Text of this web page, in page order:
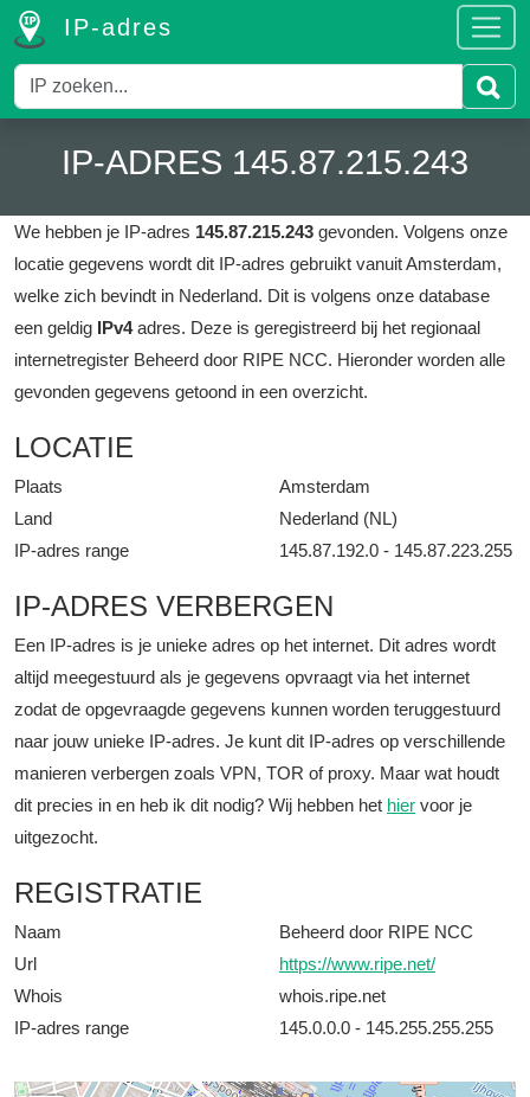
IP-adres
IP-ADRES 145.87.215.243
We hebben je IP-adres 145.87.215.243 gevonden. Volgens onze
locatie gegevens wordt dit IP-adres gebruikt vanuit Amsterdam,
welke zich bevindt in Nederland. Dit is volgens onze database
een geldig IPv4adres. Deze is geregistreerd bij het regionaal
internetregister Beheerd door RIPE NCC. Hieronder worden alle
gevonden gegevens getoond in een overzicht.
LOCATIE
Plaats
Amsterdam
Land
Nederland (NL)
IP-adres range
145.87.192.0 - 145.87.223.255
IP-ADRES VERBERGEN
Een IP-adres is je unieke adres op het internet. Dit adres wordt
altijd meegestuurd als je gegevens opvraagt via het internet
zodat de opgevraagde gegevens kunnen worden teruggestuurd
naar jouw unieke IP-adres. Je kunt dit IP-adres op verschillende
manieren verbergen zoals VPN, TOR of proxy. Maar wat houdt
dit precies in en heb ik dit nodig? Wij hebben het hier voor je
uitgezocht.
REGISTRATIE
Naam
Beheerd door RIPE NCC
Url
https://www.ripe.net/
Whois
whois.ripe.net
IP-adres range
145.0.0.0 - 145.255.255.255